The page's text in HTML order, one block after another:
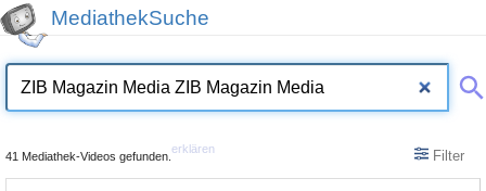
MediathekSuche
41 Mediathek-Videos gefunden.
erklären Filter